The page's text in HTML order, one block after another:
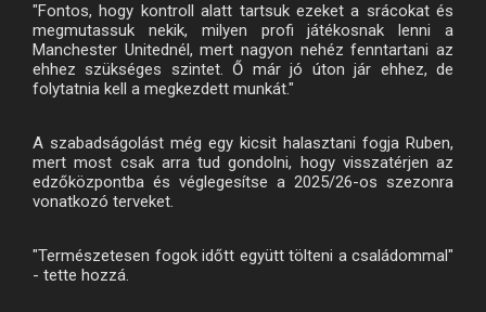
"Fontos, hogy kontroll alatt tartsuk ezeket a srácokat és
megmutassuk nekik, milyen profi játékosnak lenni a
Manchester Unitednél, mert nagyon nehéz fenntartani az
ehhez szükséges szintet. Ő már jó úton jár ehhez, de
folytatnia kell a megkezdett munkát."
A szabadságolást még egy kicsit halasztani fogja Ruben,
mert most csak arra tud gondolni, hogy visszatérjen az
edzőközpontba és véglegesítse a 2025/26-os szezonra
vonatkozó terveket.
"Természetesen fogok időtt együtt tölteni a családommal"
- tette hozzá.